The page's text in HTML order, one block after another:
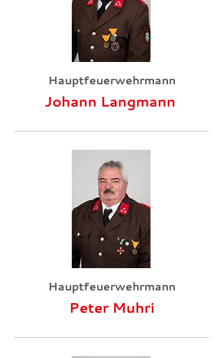
Hauptfeuerwehrmann
Johann Langmann
Hauptfeuerwehrmann
Peter Muhri